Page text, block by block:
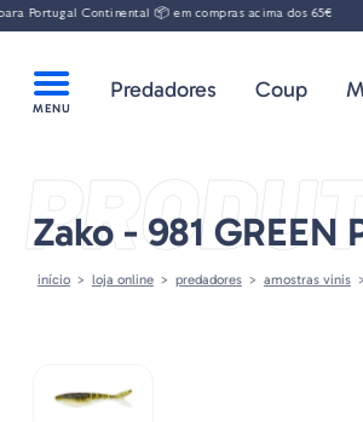
Continental 📦 em compras acima dos 65€ 🚛
Predadores Coup
Zako - 981
início loja online predadores amostras vinis